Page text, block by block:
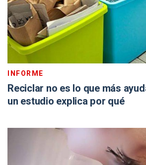
INFORME
Reciclar no es lo que más
un estudio explica por qué